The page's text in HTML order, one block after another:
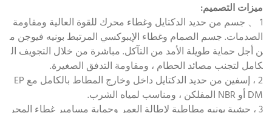
ميزات التصميم:
1 、 جسم من حديد الدكتايل وغطاء محرك للقوة العالية ومقاومة
الصدمات. جسم الصمام وغطاء الإيبوكسي المرتبط بونيه فيوجن م
ن أجل حماية طويلة الأمد من التآكل. مباشرة من خلال التجويف ال
كامل لتجنب مصائد الحطام ، ومقاومة التدفق الصغيرة.
2 ، إسفين من حديد الدكتايل داخل وخارج المطاط بالكامل مع EP
DM أو NBR المفلكن ، ومناسب لمياه الشرب.